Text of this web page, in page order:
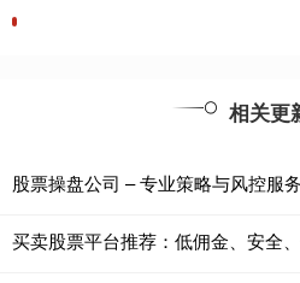
相关更
股票操盘公司 – 专业策略与风控服务
买卖股票平台推荐：低佣金、安全